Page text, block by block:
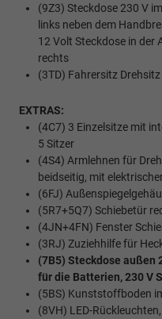
(9Z3) Steckdose 230 V
links neben dem
12 Volt Steckdose in
rechts
(3TD) Fahrersitz Drehsitz
EXTRAS:
(4C7) 3 Einzelsitze mit
5 Sitzer
(4S4) Armlehnen für
beidseitig, mit
(6FJ)
(5R7+5Q7) Schiebetür
(4JN+4FN) Fenster
(3RJ) Zuziehhilfe für
(7B5) Steckdose außen
für die Batterien, 230 V
(5BS) Kunststoffboden
(8VH) LED-